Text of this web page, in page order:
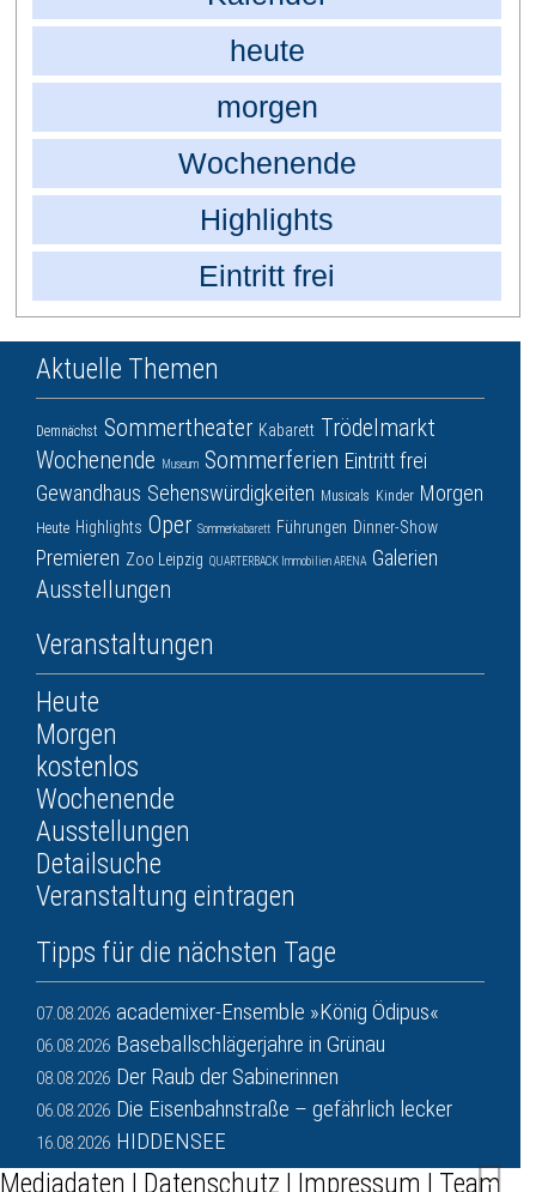
heute
morgen
Wochenende
Highlights
Eintritt frei
Aktuelle Themen
Demnächst Sommertheater Kabarett Trödelmarkt
Wochenende
Museum Sommerferien Eintritt frei
Gewandhaus Sehenswürdigkeiten Musicals Kinder Morgen
Heute Highlights Oper Sommerkabarett Führungen Dinner-Show
Premieren Zoo Leipzig QUARTERBACK Immobilien ARENA Galerien
Ausstellungen
Veranstaltungen
Heute
Morgen
kostenlos
Wochenende
Ausstellungen
Detailsuche
Veranstaltung eintragen
Tipps für die nächsten Tage
07.08.2026 academixer-Ensemble »König Ödipus«
06.08.2026 Baseballschlägerjahre in Grünau
08.08.2026 Der Raub der Sabinerinnen
06.08.2026 Die Eisenbahnstraße – gefährlich lecker
16.08.2026 HIDDENSEE
Mediadaten Datenschutz Impressum Team